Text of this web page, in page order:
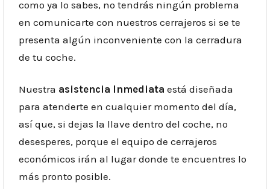
como ya lo sabes, no tendrás ningún problema
en comunicarte con nuestros cerrajeros si se te
presenta algún inconveniente con la cerradura
de tu coche.
Nuestra asistencia Inmediata está diseñada
para atenderte en cualquier momento del día,
así que, si dejas la llave dentro del coche, no
desesperes, porque el equipo de cerrajeros
económicos irán al lugar donde te encuentres lo
más pronto posible.